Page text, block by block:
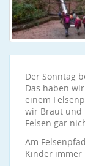
Der Sonntag
Das haben
einem
wir Braut und
Felsen gar
Am
Kinder immer